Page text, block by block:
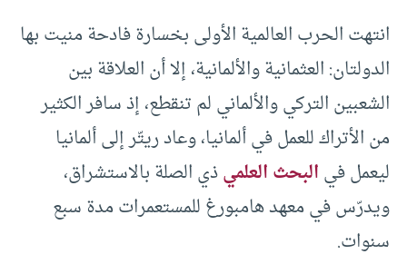
انتهت الحرب العالمية الأولى بخسارة فادحة منيت بها
الدولتان: العثمانية والألمانية، إلا أن العلاقة بين
الشعبين التركي والألماني لم تنقطع، إذ سافر الكثير
من الأتراك للعمل في ألمانيا، وعاد ريتّر إلى ألمانيا
ليعمل فيالبحث العلميذي الصلة بالاستشراق،
ويدرّس في معهد هامبورغ للمستعمرات مدة سبع
سنوات.